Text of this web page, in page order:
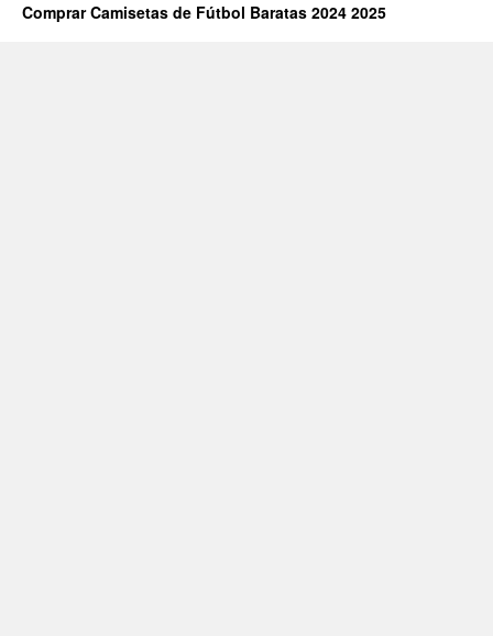
Comprar Camisetas de Fútbol Baratas 2024 2025